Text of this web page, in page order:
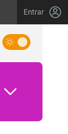
Entrar